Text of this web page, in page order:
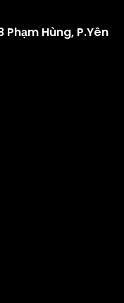
Phạm Hùng, P.Yên